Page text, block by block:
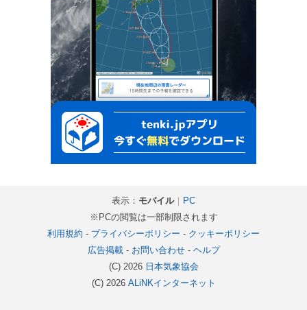
表示： モバイル｜ PC
※PCの閲覧は一部制限されます
利用規約 - プライバシーポリシー - クッキーポリシー
広告掲載- お問い合わせ- ヘルプ
(C) 2026 日本気象協会
(C) 2026 ALiNKインターネット